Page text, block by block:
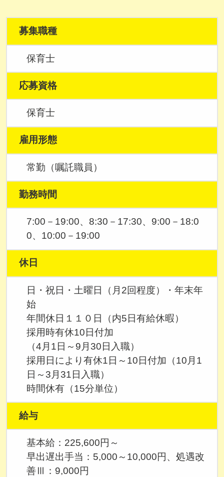
募集職種
保育士
応募資格
保育士
雇用形態
常勤（嘱託職員）
勤務時間
7:00－19:00、8:30－17:30、9:00－18:0
0、10:00－19:00
休日
日・祝日・土曜日（月2回程度）・年末年
始
年間休日１１０日（内5日有給休暇）
採用時有休10日付加
（4月1日～9月30日入職）
採用日により有休1日～10日付加（10月1
日～3月31日入職）
時間休有（15分単位）
給与
基本給：225,600円～
早出遅出手当：5,000～10,000円、処遇改
善Ⅲ：9,000円